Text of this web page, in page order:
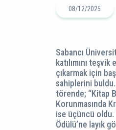
08/12/2025
Sabancı
katılımını
çıkarmak için
sahiplerini
törende; “Kitap
Korunmasında
ise üçüncü oldu.
Ödülü’ne layık